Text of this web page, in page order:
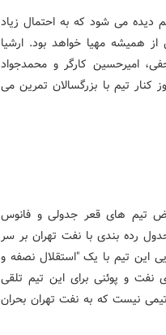
دیده می شود که به احتمال زیاد
همیشه مهیا خواهد بود. ارشیا
امیرحسین کارگر و محمدجواد
تیم با بزرگسالان تمرین می
تیم های قعر جدولی و فانوس
رده بندی با نفت تهران بر سر
این تیم با یک "استقلال نصفه و
نفت و پوئنی برای این تیم تلقی
نیست که به نفت تهران بحران